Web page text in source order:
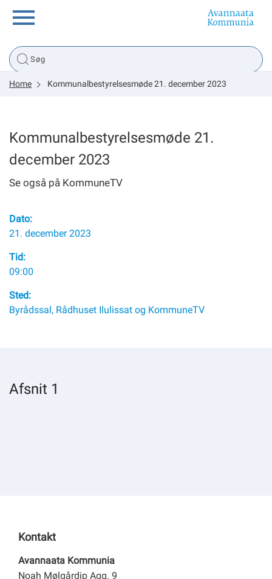
Borger
Politik
sullissivik.gl
Planportal
Home Kommunalbestyrelsesmøde 21. december 2023
Kommunalbestyrelsesmøde 21.
december 2023
Se også på KommuneTV
Dato:
21. december 2023
Tid:
09:00
Sted:
Byrådssal, Rådhuset Ilulissat og KommuneTV
Afsnit 1
Kontakt
Avannaata Kommunia
Noah Mølgårdip Aqq. 9